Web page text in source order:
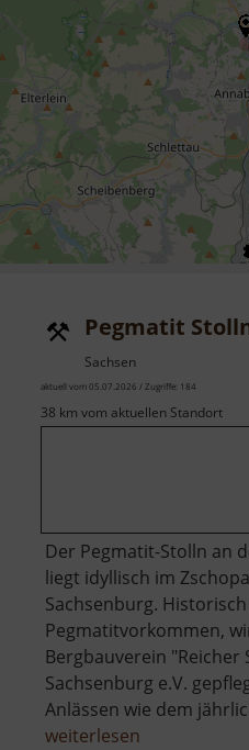
Pegmatit
Sachsen
aktuell vom 05.07.2026 / Zugriffe: 184
38 km vom aktuellen Standort
Der Pegmatit-Stolln an
liegt idyllisch im
Sachsenburg.
Pegmatitvorkommen,
Bergbauverein "Reicher
Sachsenburg e.V.
Anlässen wie dem
weiterlesen